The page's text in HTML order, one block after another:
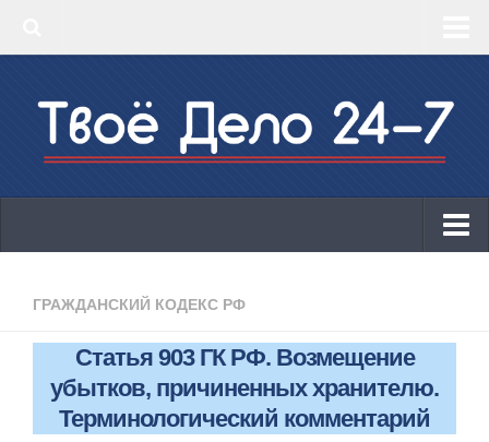
‣ КБК 2019
КБК 2019
ОКВЭД 2019
Онлайн-кассы 2019: 54-ФЗ!
ГРАЖДАНСКИЙ КОДЕКС РФ
Статья 903 ГК РФ. Возмещение
убытков, причиненных хранителю.
Терминологический комментарий